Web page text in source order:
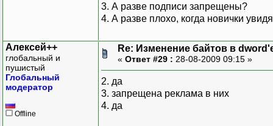
3. А разве подписи запрещены?
4. А разве плохо, когда новички
Алексей++
глобальный и
пушистый
Глобальный
модератор
Offline
Re: Изменение байтов в
« Ответ #29 : 28-08-2009 09:15 »
2. да
3. запрещена реклама в них
4. да